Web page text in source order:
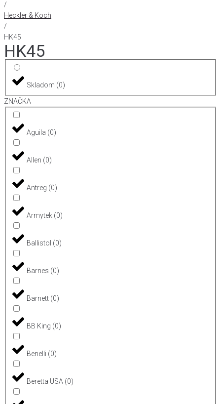
/
Heckler & Koch
/
HK45
HK45
Skladom (0)
ZNAČKA
Aguila (0)
Allen (0)
Antreg (0)
Armytek (0)
Ballistol (0)
Barnes (0)
Barnett (0)
BB King (0)
Benelli (0)
Beretta USA (0)